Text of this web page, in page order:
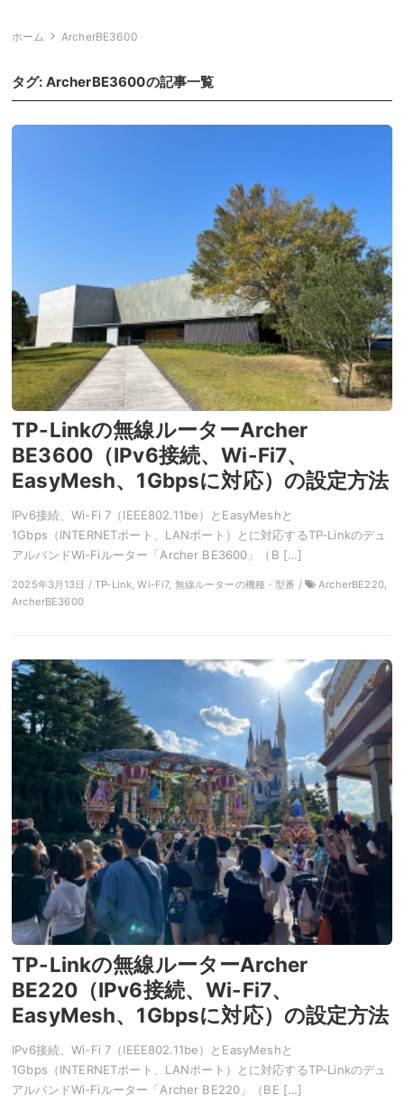
ホーム ArcherBE3600
タグ: ArcherBE3600の記事一覧
TP-Linkの無線ルーターArcher
BE3600（IPv6接続、Wi-Fi7、
EasyMesh、1Gbpsに対応）の設定方法
IPv6接続、Wi-Fi 7（IEEE802.11be）とEasyMeshと
1Gbps（INTERNETポート、LANポート）とに対応するTP-Linkのデュ
アルバンドWi-Fiルーター「Archer BE3600」（B […]
2025年3月13日 / TP-Link, Wi-Fi7, 無線ルーターの機種・型番 /
ArcherBE220,
ArcherBE3600
TP-Linkの無線ルーターArcher
BE220（IPv6接続、Wi-Fi7、
EasyMesh、1Gbpsに対応）の設定方法
IPv6接続、Wi-Fi 7（IEEE802.11be）とEasyMeshと
1Gbps（INTERNETポート、LANポート）とに対応するTP-Linkのデュ
アルバンドWi-Fiルーター「Archer BE220」（BE […]